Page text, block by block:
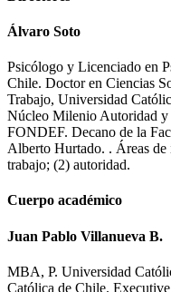
Álvaro Soto
Psicólogo y Licenciado en
Chile. Doctor en Ciencias
Trabajo, Universidad
Núcleo Milenio Autoridad
FONDEF. Decano de la
Alberto Hurtado. . Áreas de
trabajo; (2) autoridad.
Cuerpo académico
Juan Pablo Villanueva B.
MBA, P. Universidad
Católica de Chile.